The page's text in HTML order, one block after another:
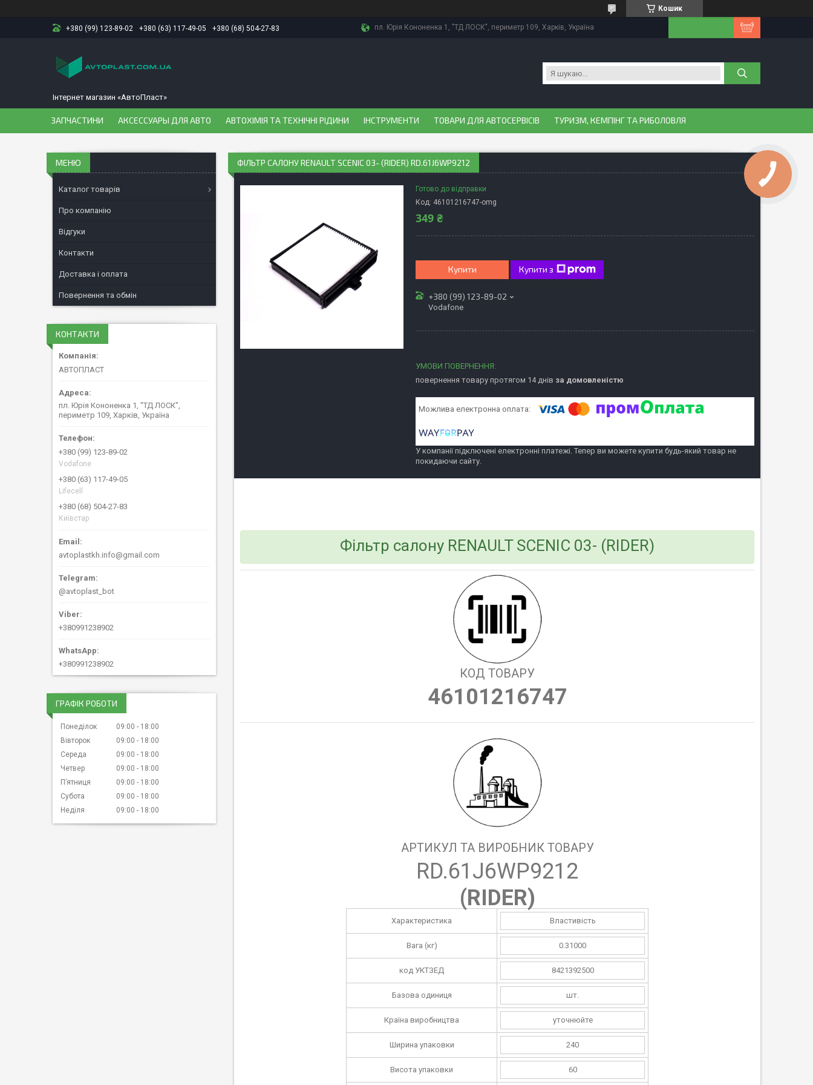
Кошик
+380 (99) 123-89-02 +380 (63) 117-49-05 +380 (68) 504-27-83 пл. Юрія Кононенка 1, "ТД ЛОСК", периметр 109, Харків, Україна
Інтернет магазин «АвтоПласт»
ЗАПЧАСТИНИ АКСЕССУАРЫ ДЛЯ АВТО АВТОХІМІЯ ТА ТЕХНІЧНІ РІДИНИ ІНСТРУМЕНТИ ТОВАРИ ДЛЯ АВТОСЕРВІСІВ ТУРИЗМ, КЕМПІНГ ТА РИБОЛОВЛЯ
ФІЛЬТР САЛОНУ RENAULT SCENIC 03- (RIDER) RD.61J6WP9212
Готово до відправки
Код: 46101216747-omg
349 ₴
Купити Купити з
+380 (99) 123-89-02
Vodafone
повернення товару протягом 14 днів за домовленістю
У компанії підключені електронні платежі. Тепер ви можете купити будь-який товар не
покидаючи сайту.
Фільтр салону RENAULT SCENIC 03- (RIDER)
КОД ТОВАРУ
46101216747
АРТИКУЛ ТА ВИРОБНИК ТОВАРУ
RD.61J6WP9212
(RIDER)
Характеристика Властивість
Вага (кг) 0.31000
код УКТЗЕД 8421392500
Базова одиниця шт.
Країна виробництва уточнюйте
Ширина упаковки 240
Висота упаковки 60
Каталог товарів
Про компанію
Відгуки
Контакти
Доставка і оплата
Повернення та обмін
КОНТАКТИ
АВТОПЛАСТ
пл. Юрія Кононенка 1, "ТД ЛОСК",
периметр 109, Харків, Україна
+380 (99) 123-89-02
Vodafone
+380 (63) 117-49-05
Lifecell
+380 (68) 504-27-83
Київстар
avtoplastkh.info@gmail.com
@avtoplast_bot
+380991238902
+380991238902
ГРАФІК РОБОТИ
Понеділок 09:00
18:00
Вівторок
09:00
18:00
Середа
09:00
18:00
Четвер
09:00
18:00
Пʼятниця
09:00
18:00
Субота
09:00
18:00
Неділя
09:00 18:00